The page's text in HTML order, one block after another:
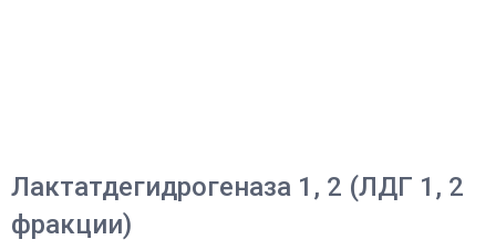
Лактатдегидрогеназа 1, 2 (ЛДГ 1, 2
фракции)